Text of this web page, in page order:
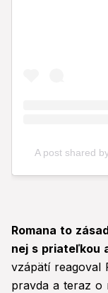
Romana to
nej s priateľkou
vzápätí reagoval
pravda a teraz o